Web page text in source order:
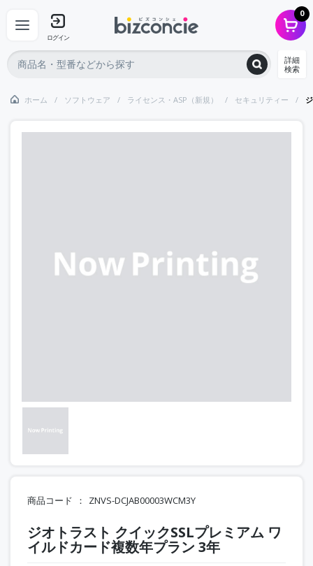
ログイン
0
詳細
検索
ホーム ソフトウェア ライセンス・ASP（新規） セキュリティー
商品コード ZNVS-DCJAB00003WCM3Y
ジオトラスト クイックSSLプレミアム ワ
イルドカード複数年プラン 3年